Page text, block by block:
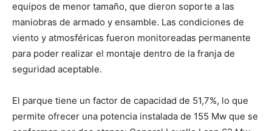
equipos de menor tamaño, que dieron soporte a las
maniobras de armado y ensamble. Las condiciones de
viento y atmosféricas fueron monitoreadas permanente
para poder realizar el montaje dentro de la franja de
seguridad aceptable.
El parque tiene un factor de capacidad de 51,7%, lo que
permite ofrecer una potencia instalada de 155 Mw que se